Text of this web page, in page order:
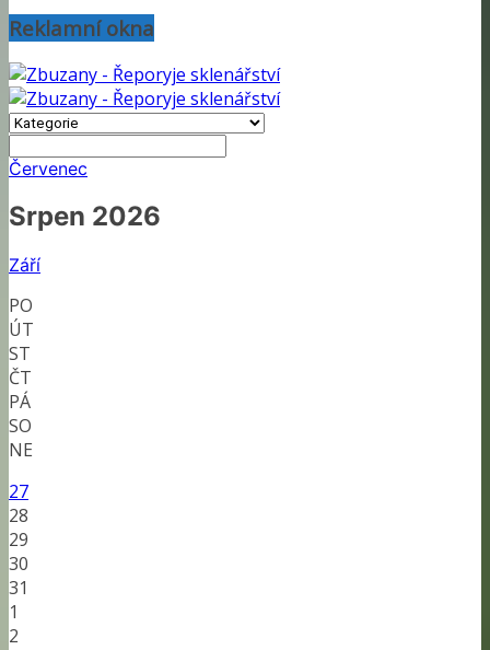
Reklamní okna
Červenec
Srpen 2026
Září
PO
ÚT
ST
ČT
PÁ
SO
NE
27
28
29
30
31
1
2